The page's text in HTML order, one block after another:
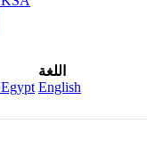
Egypt
اللغة
English